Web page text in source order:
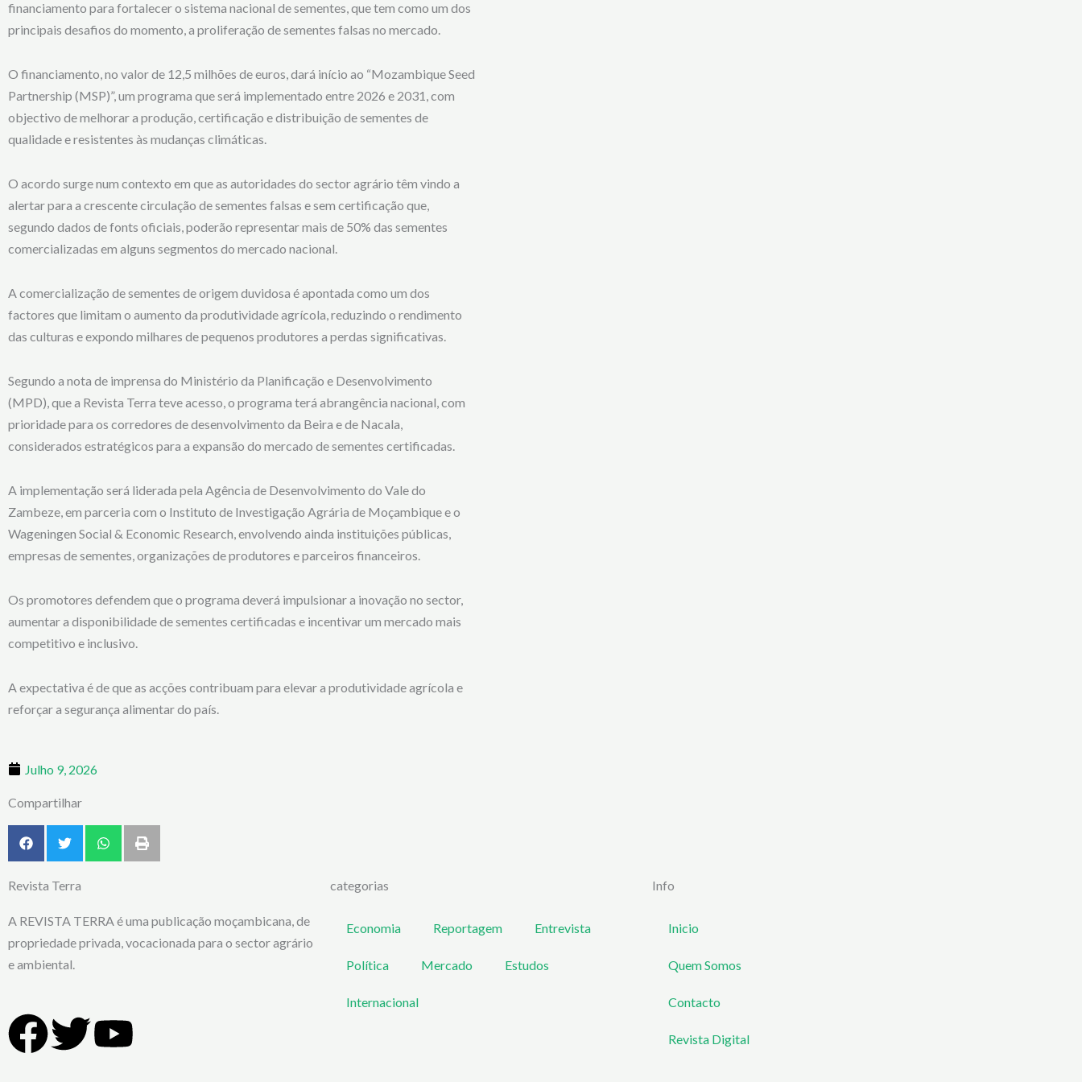
financiamento para fortalecer o sistema nacional de sementes, que tem como um dos
principais desafios do momento, a proliferação de sementes falsas no mercado.
O financiamento, no valor de 12,5 milhões de euros, dará início ao “Mozambique Seed
Partnership (MSP)”, um programa que será implementado entre 2026 e 2031, com
objectivo de melhorar a produção, certificação e distribuição de sementes de
qualidade e resistentes às mudanças climáticas.
O acordo surge num contexto em que as autoridades do sector agrário têm vindo a
alertar para a crescente circulação de sementes falsas e sem certificação que,
segundo dados de fonts oficiais, poderão representar mais de 50% das sementes
comercializadas em alguns segmentos do mercado nacional.
A comercialização de sementes de origem duvidosa é apontada como um dos
factores que limitam o aumento da produtividade agrícola, reduzindo o rendimento
das culturas e expondo milhares de pequenos produtores a perdas significativas.
Segundo a nota de imprensa do Ministério da Planificação e Desenvolvimento
(MPD), que a Revista Terra teve acesso, o programa terá abrangência nacional, com
prioridade para os corredores de desenvolvimento da Beira e de Nacala,
considerados estratégicos para a expansão do mercado de sementes certificadas.
A implementação será liderada pela Agência de Desenvolvimento do Vale do
Zambeze, em parceria com o Instituto de Investigação Agrária de Moçambique e o
Wageningen Social & Economic Research, envolvendo ainda instituições públicas,
empresas de sementes, organizações de produtores e parceiros financeiros.
Os promotores defendem que o programa deverá impulsionar a inovação no sector,
aumentar a disponibilidade de sementes certificadas e incentivar um mercado mais
competitivo e inclusivo.
A expectativa é de que as acções contribuam para elevar a produtividade agrícola e
reforçar a segurança alimentar do país.
Julho 9, 2026
Compartilhar
Revista Terra
A REVISTA TERRA é uma publicação moçambicana, de
propriedade privada, vocacionada para o sector agrário
e ambiental.
F T Y
categorias
Economia Reportagem Entrevista
Política Mercado Estudos
Internacional
Info
Inicio
Quem Somos
Contacto
Revista Digital